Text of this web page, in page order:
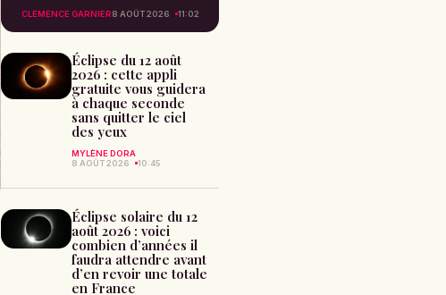
CLÉMENCE GARNIER8 AOÛT 2026 11:02
Éclipse du 12 août
2026 : cette appli
gratuite vous guidera
à chaque seconde
sans quitter le ciel
des yeux
MYLÈNE DORA
8 AOÛT 2026
10:45
Éclipse solaire du 12
août 2026 : voici
combien d’années il
faudra attendre avant
d’en revoir une totale
en France